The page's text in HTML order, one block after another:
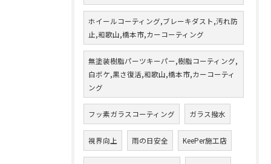
ホイールコーティング,ブレーキダスト,汚れ防
止,和歌山,橋本市,カーコーティング
無塗装樹脂パーツキーパー,樹脂コーティング,
白ボケ,黒さ復活,和歌山,橋本市,カーコーティ
ング
フッ素ガラスコーティング ガラス撥水
視界向上 雨の日安全 KeePer施工店